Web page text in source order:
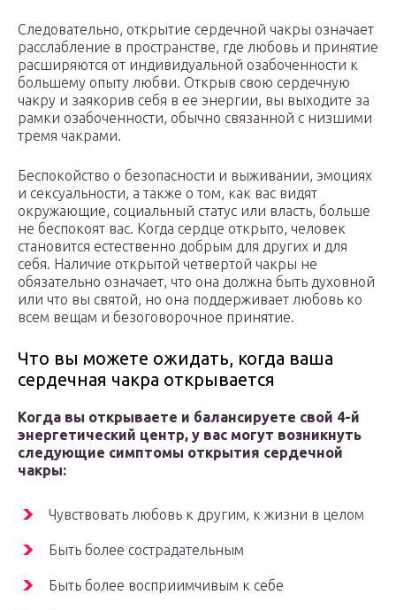
Следовательно, открытие сердечной чакры означает
расслабление в пространстве, где любовь и принятие
расширяются от индивидуальной озабоченности к
большему опыту любви. Открыв свою сердечную
чакру и заякорив себя в ее энергии, вы выходите за
рамки озабоченности, обычно связанной с низшими
тремя чакрами.
Беспокойство о безопасности и выживании, эмоциях
и сексуальности, а также о том, как вас видят
окружающие, социальный статус или власть, больше
не беспокоят вас. Когда сердце открыто, человек
становится естественно добрым для других и для
себя. Наличие открытой четвертой чакры не
обязательно означает, что она должна быть духовной
или что вы святой, но она поддерживает любовь ко
всем вещам и безоговорочное принятие.
Что вы можете ожидать, когда ваша
сердечная чакра открывается
Когда вы открываете и балансируете свой 4-й
энергетический центр, у вас могут возникнуть
следующие симптомы открытия сердечной
чакры:
Чувствовать любовь к другим, к жизни в целом
Быть более сострадательным
Быть более восприимчивым к себе